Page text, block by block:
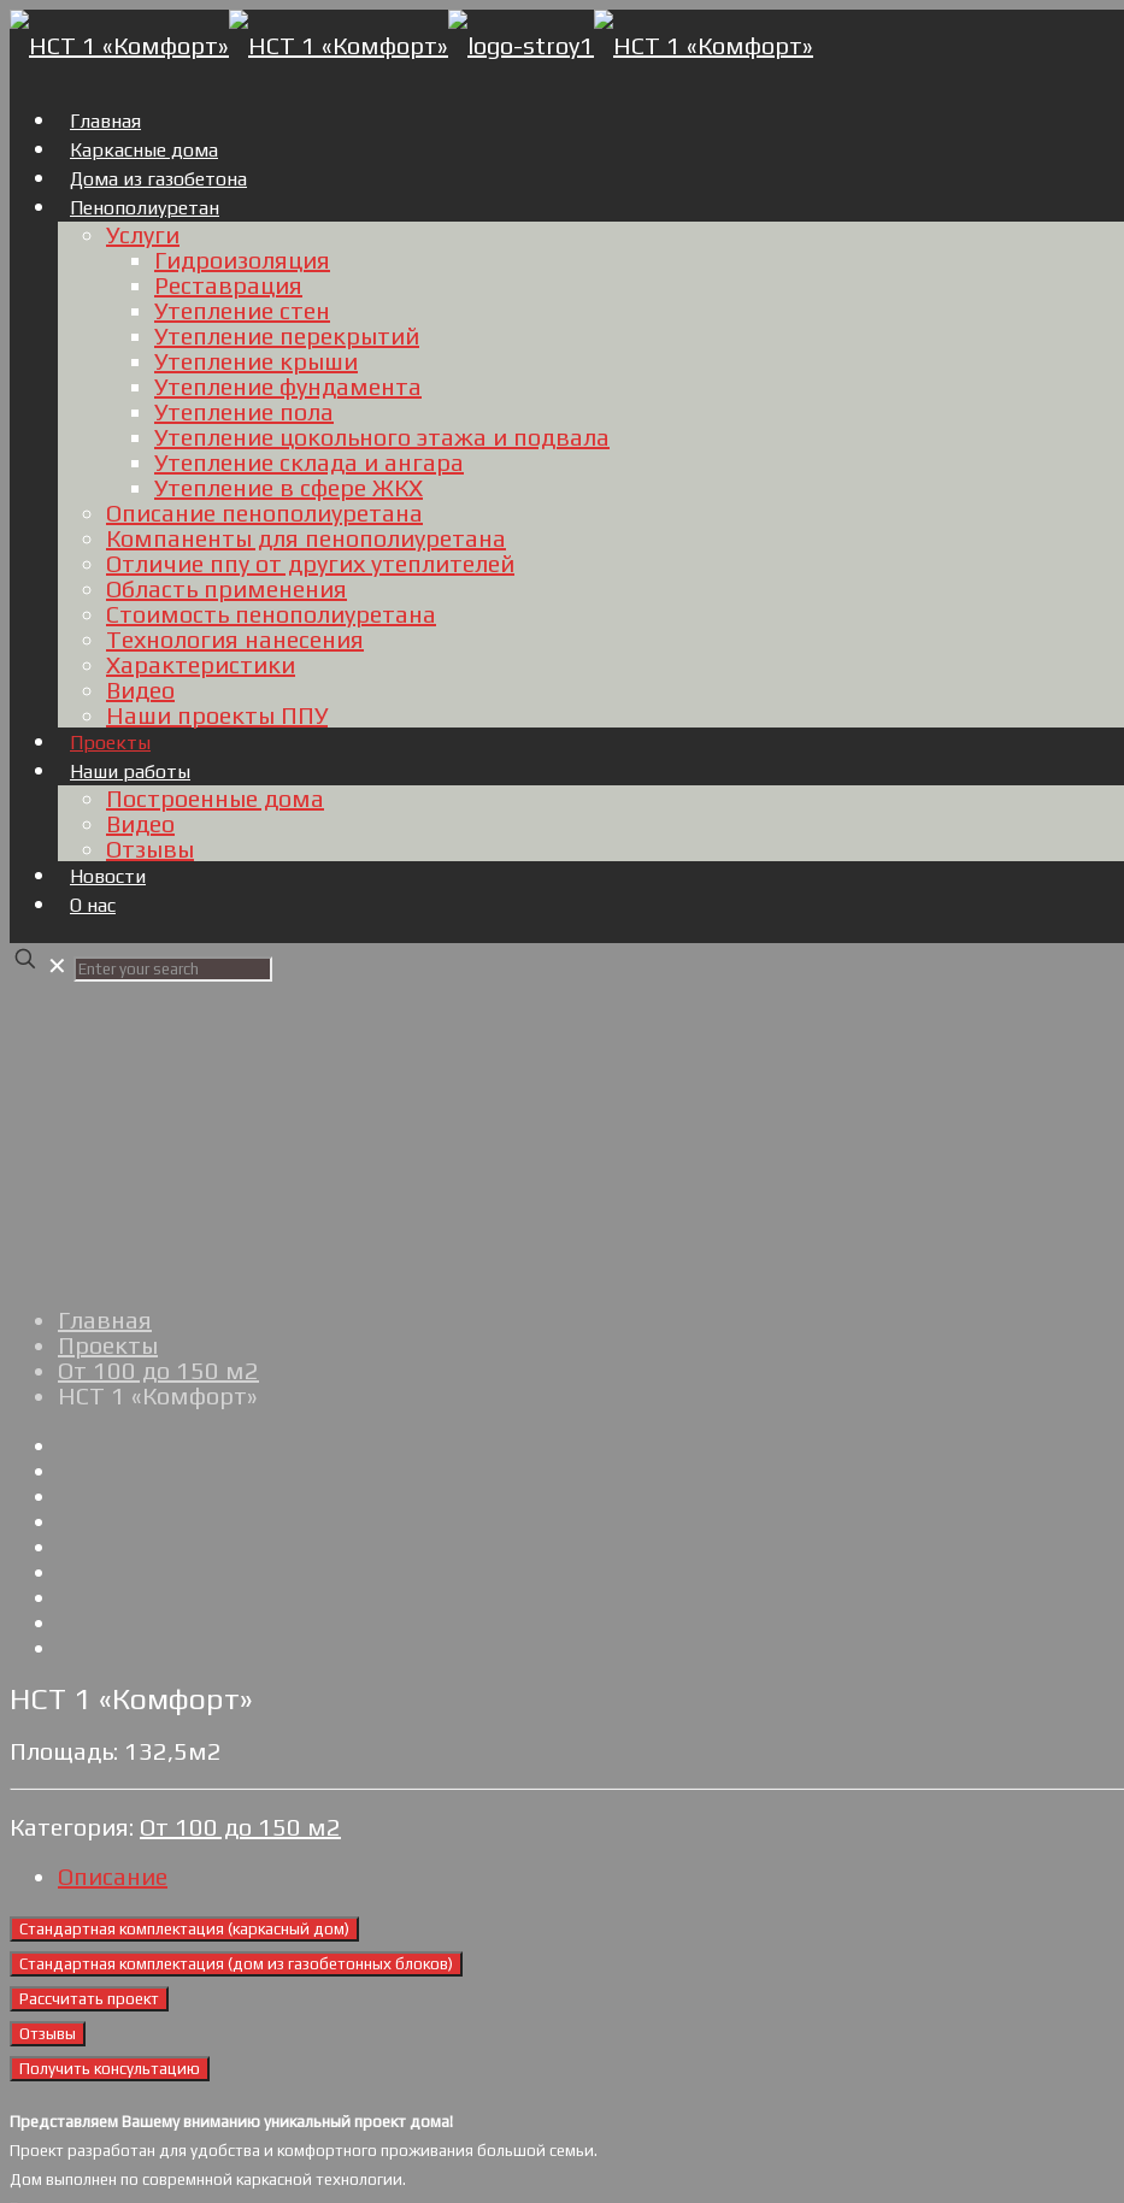
Главная
Каркасные дома
Дома из газобетона
Пенополиуретан
Услуги
Гидроизоляция
Реставрация
Утепление стен
Утепление перекрытий
Утепление крыши
Утепление фундамента
Утепление пола
Утепление цокольного этажа и подвала
Утепление склада и ангара
Утепление в сфере ЖКХ
Описание пенополиуретана
Компаненты для пенополиуретана
Отличие ппу от других утеплителей
Область применения
Стоимость пенополиуретана
Технология нанесения
Характеристики
Видео
Наши проекты ППУ
Проекты
Наши работы
Построенные дома
Видео
Отзывы
Новости
О нас
✕
Главная
Проекты
От 100 до 150 м2
НСТ 1 «Комфорт»
НСТ 1 «Комфорт»
Площадь: 132,5м2
Категория: От 100 до 150 м2
Описание
Стандартная комплектация (каркасный дом)
Стандартная комплектация (дом из газобетонных блоков)
Рассчитать проект
Отзывы
Получить консультацию
Представляем Вашему вниманию уникальный проект дома!
Проект разработан для удобства и комфортного проживания большой семьи.
Дом выполнен по совремнной каркасной технологии.